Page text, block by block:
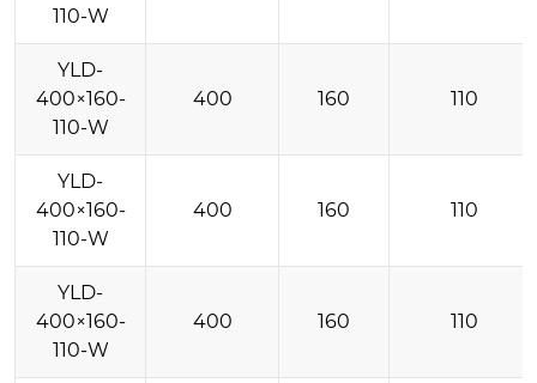
110-W
YLD-
400×160-
110-W
400 160 110
YLD-
400×160-
110-W
400 160 110
YLD-
400×160-
110-W
400 160 110